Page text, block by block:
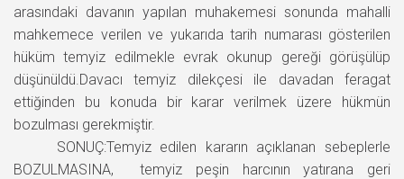
arasındaki davanın yapılan muhakemesi sonunda mahalli
mahkemece verilen ve yukarıda tarih numarası gösterilen
hüküm temyiz edilmekle evrak okunup gereği görüşülüp
düşünüldü.Davacı temyiz dilekçesi ile davadan feragat
ettiğinden bu konuda bir karar verilmek üzere hükmün
bozulması gerekmiştir.
SONUÇ:Temyiz edilen kararın açıklanan sebeplerle
BOZULMASINA, temyiz peşin harcının yatırana geri